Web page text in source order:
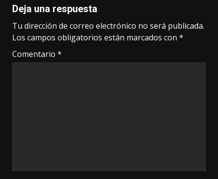
Deja una respuesta
Tu dirección de correo electrónico no será publicada.
Los campos obligatorios están marcados con *
Comentario *